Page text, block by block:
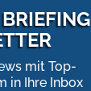
mit Top-
in Ihre Inbox